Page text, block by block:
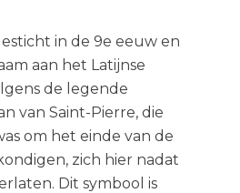
in de 9e eeuw en
aan het Latijnse
de legende
van Saint-Pierre, die
om het einde van de
zich hier nadat
Dit symbool is